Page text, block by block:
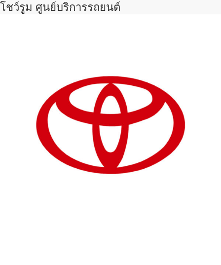
โชว์รูม ศูนย์บริการรถยนต์